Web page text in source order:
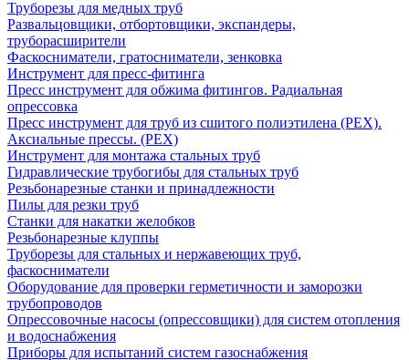
Труборезы для медных труб
Развальцовщики, отбортовщики, экспандеры,
труборасширители
Фаскосниматели, гратосниматели, зенковка
Инструмент для пресс-фитинга
Пресс инструмент для обжима фитингов. Радиальная
опрессовка
Пресс инструмент для труб из сшитого полиэтилена (PEX).
Аксиальные прессы. (PEX)
Инструмент для монтажа стальных труб
Гидравлические трубогибы для стальных труб
Резьбонарезные станки и принадлежности
Пилы для резки труб
Станки для накатки желобков
Резьбонарезные клуппы
Труборезы для стальных и нержавеющих труб,
фаскосниматели
Оборудование для проверки герметичности и заморозки
трубопроводов
Опрессовочные насосы (опрессовщики) для систем отопления
и водоснабжения
Приборы для испытаний систем газоснабжения